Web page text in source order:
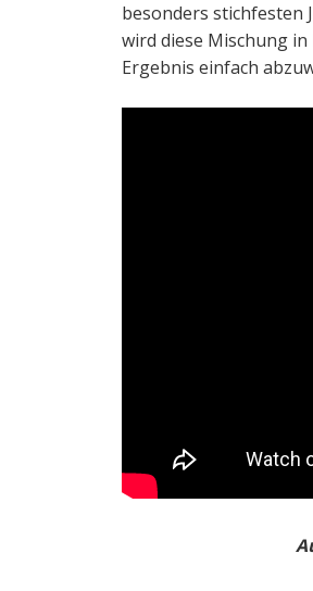
besonders stichfesten
wird diese Mischung
Ergebnis einfach